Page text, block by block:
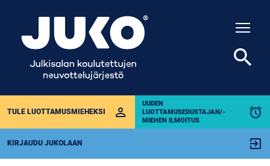
TULE LUOTTAMUSMIEHEKSI perm_identity
UUDEN
LUOTTAMUSEDUSTAJAN/-
MIEHEN ILMOITUS
alarm
KIRJAUDU JUKOLAAN exit_to_app
search